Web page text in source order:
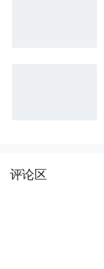
评论区